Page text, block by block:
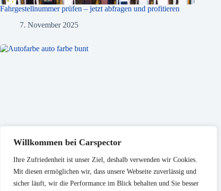
Willkommen bei Carspector
Ihre Zufriedenheit ist unser Ziel, deshalb verwenden wir Cookies.
Mit diesen ermöglichen wir, dass unsere Webseite zuverlässig und
sicher läuft, wir die Performance im Blick behalten und Sie besser
Fahrgestellnummer prüfen – jetzt abfragen und profitieren
7. November 2025